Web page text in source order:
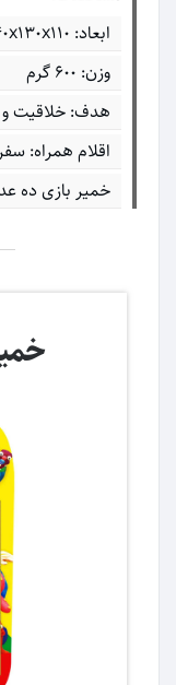
ابعاد: ۱۴۰x۱۳۰x۱۱۰ میلی‌متر
وزن: 600 گرم
هدف: خلاقیت
اقلام همراه: سفره
خمیر بازی ده